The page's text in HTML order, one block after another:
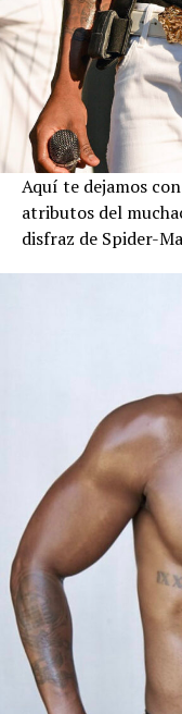
Aquí te dejamos
atributos del
disfraz de Spider-